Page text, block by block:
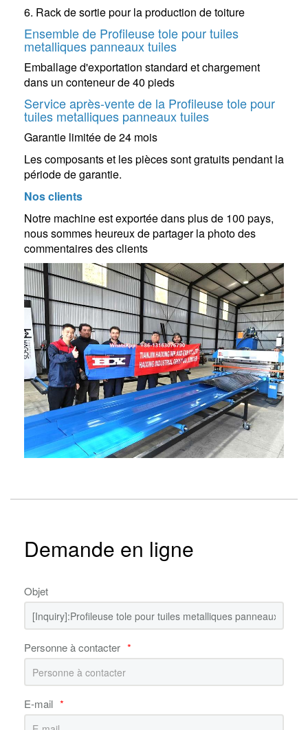
6. Rack de sortie pour la production de toiture
Ensemble de Profileuse tole pour tuiles
metalliques panneaux tuiles
Emballage d'exportation standard et chargement
dans un conteneur de 40 pieds
Service après-vente de la Profileuse tole pour
tuiles metalliques panneaux tuiles
Garantie limitée de 24 mois
Les composants et les pièces sont gratuits pendant la
période de garantie.
Nos clients
Notre machine est exportée dans plus de 100 pays,
nous sommes heureux de partager la photo des
commentaires des clients
Demande en ligne
Objet
Personne à contacter *
E-mail *